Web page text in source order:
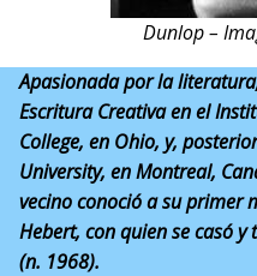
Dunlop –
Apasionada por la
Escritura Creativa en el
College, en Ohio, y,
University, en Montreal,
vecino conoció a su primer
Hebert, con quien se casó
(n. 1968).